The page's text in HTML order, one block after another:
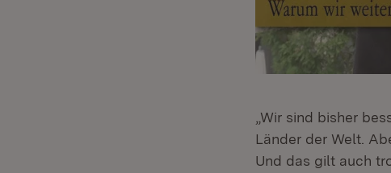
„Wir sind bisher
Länder der Welt.
Und das gilt auch